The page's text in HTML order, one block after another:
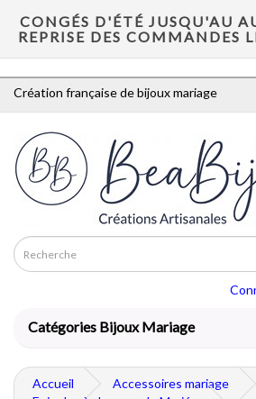
CONGÉS D'ÉTÉ JUSQU'AU
REPRISE DES COMMANDES
Création française de bijoux mariage
Catégories Bijoux Mariage
Accueil
Accessoires mariage